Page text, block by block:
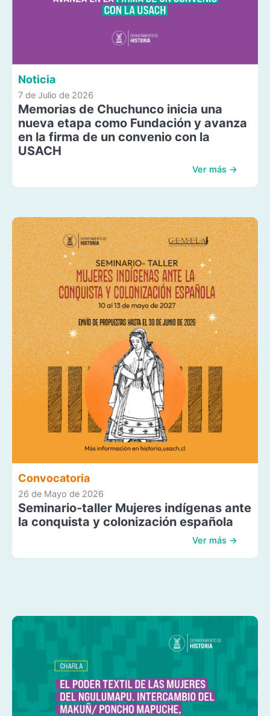
Noticia
7 de Julio de 2026
Memorias de Chuchunco inicia una
nueva etapa como Fundación y avanza
en la firma de un convenio con la
USACH
Ver más →
Convocatoria
26 de Mayo de 2026
Seminario-taller Mujeres indígenas ante
la conquista y colonización española
Ver más →